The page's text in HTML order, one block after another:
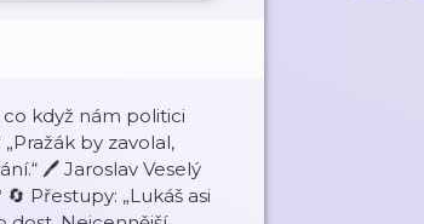
když nám politici
by zavolal,
🖊️ Jaroslav Veselý
Přestupy: „Lukáš asi